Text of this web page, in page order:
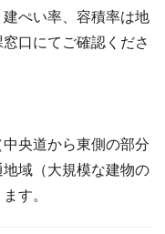
ぺい率、容積率は地
口にてご確認くださ
央道から東側の部分
域（大規模な建物の
す。